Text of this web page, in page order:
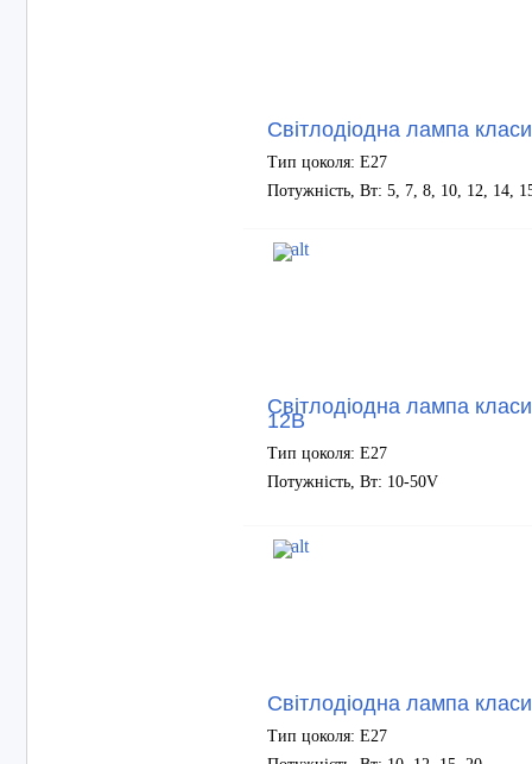
Світлодіодна лампа
Тип цоколя: Е27
Потужність, Вт: 5, 7, 8, 10, 12, 14,
Світлодіодна лампа
12В
Тип цоколя: Е27
Потужність, Вт: 10-50V
Світлодіодна лампа
Тип цоколя: Е27